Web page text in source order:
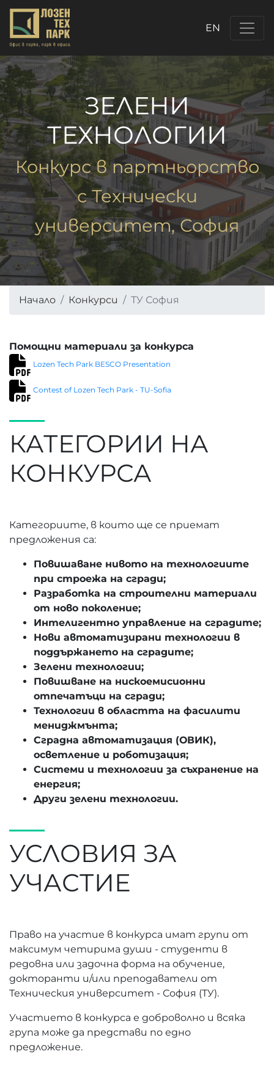
EN
ЗЕЛЕНИ
ТЕХНОЛОГИИ
Конкурс в партньорство
с Технически
университет, София
Начало Конкурси ТУ София
Помощни материали за конкурса
Lozen Tech Park BESCO Presentation
Contest of Lozen Tech Park - TU-Sofia
КАТЕГОРИИ НА
КОНКУРСА
Категориите, в които ще се приемат
предложения са:
Повишаване нивото на технологиите
при строежа на сгради;
Разработка на строителни материали
от ново поколение;
Интелигентно управление на сградите;
Нови автоматизирани технологии в
поддържането на сградите;
Зелени технологии;
Повишване на нискоемисионни
отпечатъци на сгради;
Технологии в областта на фасилити
мениджмънта;
Сградна автоматизация (ОВИК),
осветление и роботизация;
Системи и технологии за съхранение на
енергия;
Други зелени технологии.
УСЛОВИЯ ЗА
УЧАСТИЕ
Право на участие в конкурса имат групи от
максимум четирима души - студенти в
редовна или задочна форма на обучение,
докторанти и/или преподаватели от
Техническия университет - София (ТУ).
Участието в конкурса е доброволно и всяка
група може да представи по едно
предложение.